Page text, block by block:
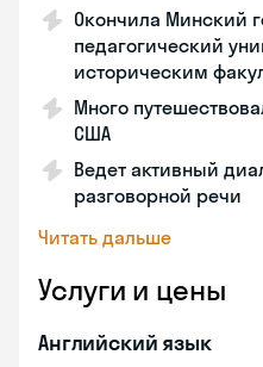
Окончила Минский
педагогический
историческим
Много
США
Ведет активный
разговорной речи
Читать дальше
Услуги и цены
Английский язык